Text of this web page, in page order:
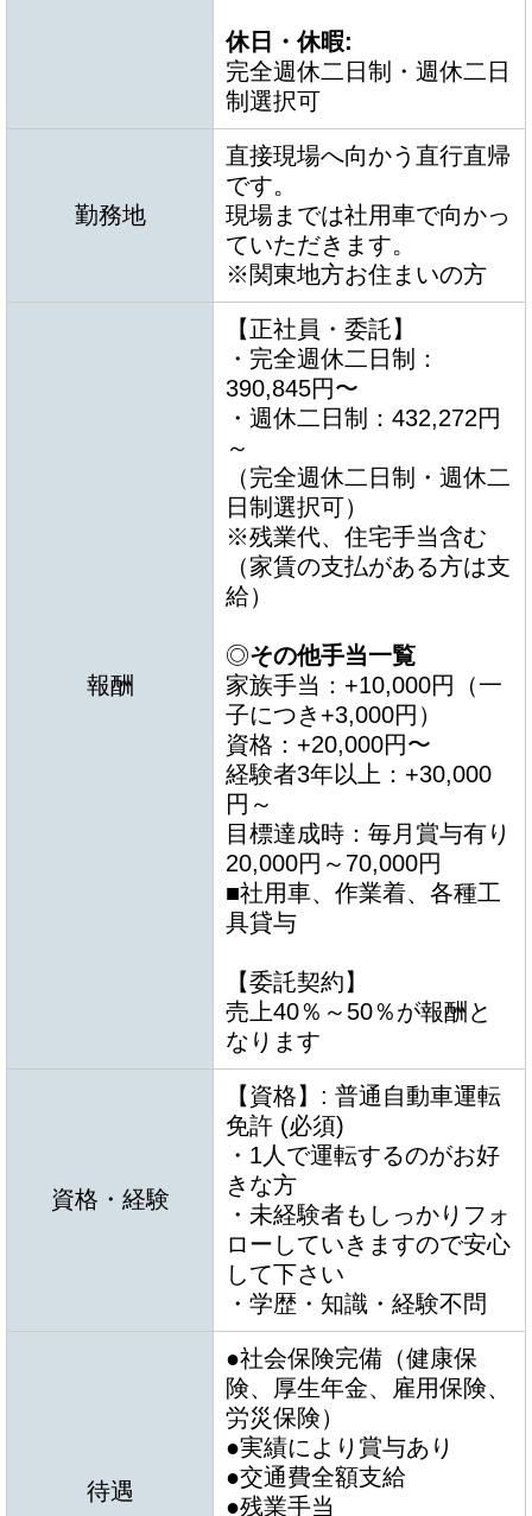
休日・休暇:
完全週休二日制・週休二日
制選択可
勤務地
直接現場へ向かう直行直帰
です。
現場までは社用車で向かっ
ていただきます。
※関東地方お住まいの方
報酬
【正社員・委託】
・完全週休二日制：
390,845円〜
・週休二日制：432,272円
～
（完全週休二日制・週休二
日制選択可）
※残業代、住宅手当含む
（家賃の支払がある方は支
給）
◎その他手当一覧
家族手当：+10,000円（一
子につき+3,000円）
資格：+20,000円〜
経験者3年以上：+30,000
円～
目標達成時：毎月賞与有り
20,000円～70,000円
■社用車、作業着、各種工
具貸与
【委託契約】
売上40％～50％が報酬と
なります
資格・経験
【資格】: 普通自動車運転
免許 (必須)
・1人で運転するのがお好
きな方
・未経験者もしっかりフォ
ローしていきますので安心
して下さい
・学歴・知識・経験不問
待遇
●社会保険完備（健康保
険、厚生年金、雇用保険、
労災保険）
●実績により賞与あり
●交通費全額支給
●残業手当